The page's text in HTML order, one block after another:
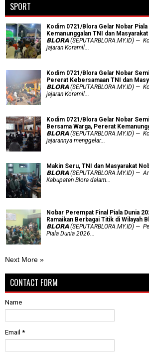
SPORT
Kodim 0721/Blora Gelar Nobar
Kemanunggalan TNI dan Masyarakat
𝗕𝗟𝗢𝗥𝗔 (SEPUTARBLORA.MY.ID) —
jajaran Koramil...
Kodim 0721/Blora Gelar Nobar
Pererat Kebersamaan TNI dan
𝗕𝗟𝗢𝗥𝗔 (SEPUTARBLORA.MY.ID) —
jajaran Koramil...
Kodim 0721/Blora Gelar Nobar
Bersama Warga, Pererat
𝗕𝗟𝗢𝗥𝗔 (SEPUTARBLORA.MY.ID) —
jajarannya menggelar...
Makin Seru, TNI dan Masyarakat
𝗕𝗟𝗢𝗥𝗔 (SEPUTARBLORA.MY.ID) —
Kabupaten Blora dalam...
Nobar Perempat Final Piala Dunia
Ramaikan Berbagai Titik di Wilayah
𝗕𝗟𝗢𝗥𝗔 (SEPUTARBLORA.MY.ID) —
Piala Dunia 2026...
Next More »
CONTACT FORM
Name
Email *